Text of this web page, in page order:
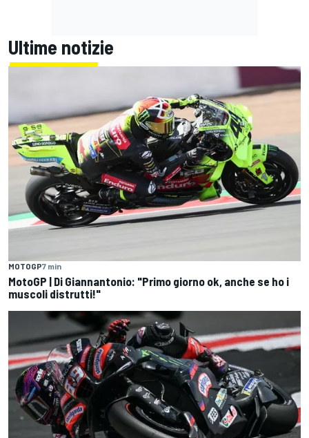
Ultime notizie
MOTOGP7 min
MotoGP | Di Giannantonio: "Primo giorno ok, anche se ho i
muscoli distrutti!"